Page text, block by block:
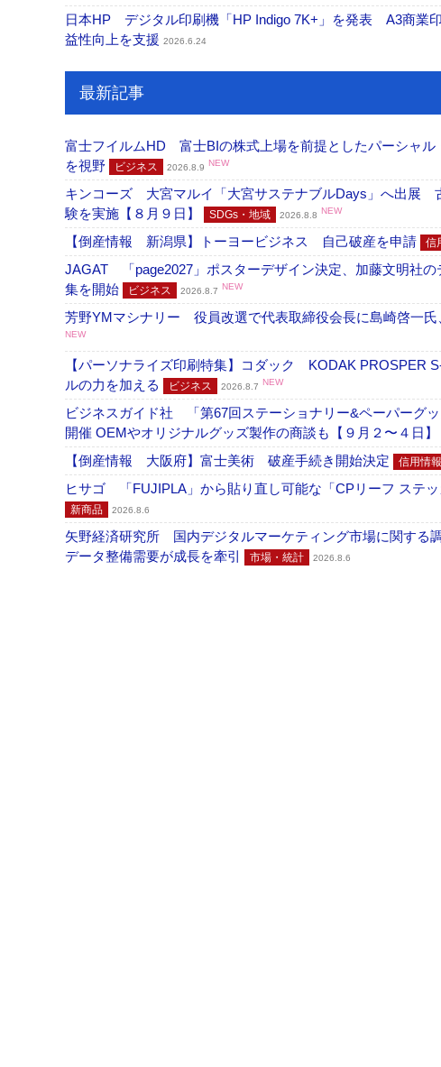
日本HP デジタル印刷機「HP Indigo 7K+」を発表 A3商業
益性向上を支援 2026.6.24
最新記事
富士フイルムHD 富士BIの株式上場を前提としたパーシャ
を視野
ビジネス 2026.8.9 NEW
キンコーズ 大宮マルイ「大宮サステナブルDays」へ出展
験を実施【８月９日】
SDGs・地域 2026.8.8 NEW
【倒産情報 新潟県】トーヨービジネス 自己破産を申請 信
JAGAT 「page2027」ポスターデザイン決定、加藤文明社
集を開始
ビジネス 2026.8.7 NEW
芳野YMマシナリー 役員改選で代表取締役会長に島崎啓一
NEW
【パーソナライズ印刷特集】コダック KODAK PROSPER
ルの力を加える
ビジネス 2026.8.7 NEW
ビジネスガイド社 「第67回ステーショナリー&ペーパーグ
開催 OEMやオリジナルグッズ製作の商談も【９月２〜４日】
【倒産情報 大阪府】富士美術 破産手続き開始決定 信用情報
ヒサゴ 「FUJIPLA」から貼り直し可能な「CPリーフ ステ
新商品 2026.8.6
矢野経済研究所 国内デジタルマーケティング市場に関する
データ整備需要が成長を牽引
市場・統計 2026.8.6